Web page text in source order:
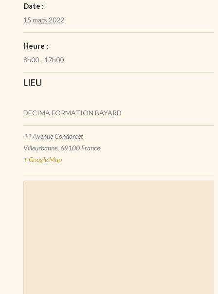
Date :
15 mars 2022
Heure :
8h00 - 17h00
LIEU
DECIMA FORMATION BAYARD
44 Avenue Condorcet
Villeurbanne, 69100 France
+ Google Map